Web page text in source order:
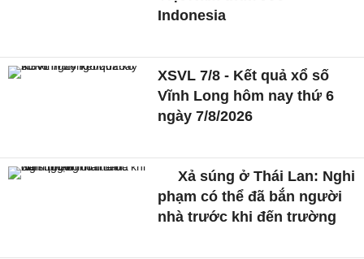
Indonesia
XSVL 7/8 - Kết quả xổ số
Vĩnh Long hôm nay thứ 6
ngày 7/8/2026
Xả súng ở Thái Lan: Nghi
phạm có thể đã bắn người
nhà trước khi đến trường